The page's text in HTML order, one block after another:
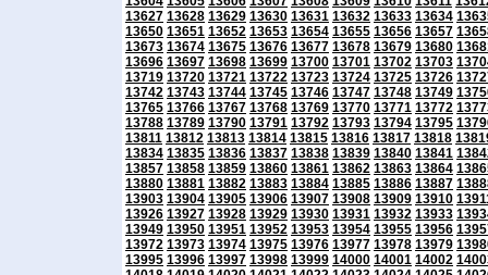
13627 13628 13629 13630 13631 13632 13633 13634
13650 13651 13652 13653 13654 13655 13656 13657
13673 13674 13675 13676 13677 13678 13679 13680
13696 13697 13698 13699 13700 13701 13702 13703
13719 13720 13721 13722 13723 13724 13725 13726
13742 13743 13744 13745 13746 13747 13748 13749
13765 13766 13767 13768 13769 13770 13771 13772
13788 13789 13790 13791 13792 13793 13794 13795
13811 13812 13813 13814 13815 13816 13817 13818
13834 13835 13836 13837 13838 13839 13840 13841
13857 13858 13859 13860 13861 13862 13863 13864
13880 13881 13882 13883 13884 13885 13886 13887
13903 13904 13905 13906 13907 13908 13909 13910
13926 13927 13928 13929 13930 13931 13932 13933
13949 13950 13951 13952 13953 13954 13955 13956
13972 13973 13974 13975 13976 13977 13978 13979
13995 13996 13997 13998 13999 14000 14001 14002